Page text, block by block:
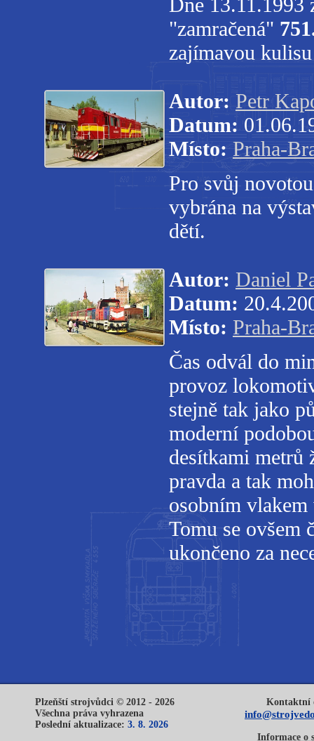
"zamračená"
zajímavou
Autor: Petr
Datum:
Místo: Praha-
Pro svůj
vybrána na
dětí.
Autor: Daniel
Datum:
Místo: Praha-
Čas odvál do
provoz
stejně tak jako
moderní
desítkami metrů
pravda a tak
osobním
Tomu se ovšem
ukončeno za
Plzeňští strojvůdci © 2012 - 2026
Všechna práva vyhrazena
Poslední aktualizace: 3. 8. 2026
Kontaktní
Informace o